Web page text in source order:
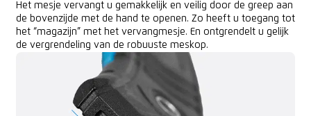
Het mesje vervangt u gemakkelijk en veilig door de greep aan
de bovenzijde met de hand te openen. Zo heeft u toegang tot
het “magazijn” met het vervangmesje. En ontgrendelt u gelijk
de vergrendeling van de robuuste meskop.